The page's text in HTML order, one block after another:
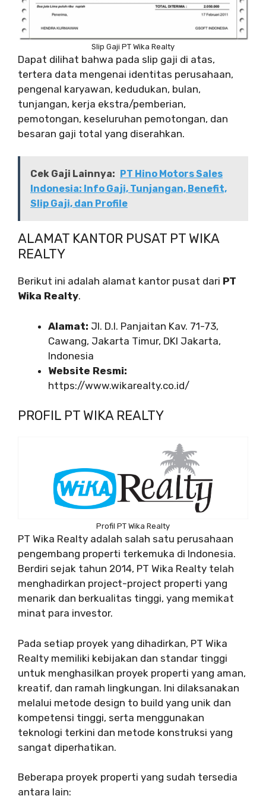
Slip Gaji PT Wika Realty
Dapat dilihat bahwa pada slip gaji di atas,
tertera data mengenai identitas perusahaan,
pengenal karyawan, kedudukan, bulan,
tunjangan, kerja ekstra/pemberian,
pemotongan, keseluruhan pemotongan, dan
besaran gaji total yang diserahkan.
Cek Gaji Lainnya:
PT Hino Motors Sales
Indonesia: Info Gaji, Tunjangan, Benefit,
Slip Gaji, dan Profile
ALAMAT KANTOR PUSAT PT WIKA
REALTY
Berikut ini adalah alamat kantor pusat dari PT
Wika Realty.
Alamat: Jl. D.I. Panjaitan Kav. 71-73,
Cawang, Jakarta Timur, DKI Jakarta,
Indonesia
Website Resmi:
https://www.wikarealty.co.id/
PROFIL PT WIKA REALTY
Profil PT Wika Realty
PT Wika Realty adalah salah satu perusahaan
pengembang properti terkemuka di Indonesia.
Berdiri sejak tahun 2014, PT Wika Realty telah
menghadirkan project-project properti yang
menarik dan berkualitas tinggi, yang memikat
minat para investor.
Pada setiap proyek yang dihadirkan, PT Wika
Realty memiliki kebijakan dan standar tinggi
untuk menghasilkan proyek properti yang aman,
kreatif, dan ramah lingkungan. Ini dilaksanakan
melalui metode design to build yang unik dan
kompetensi tinggi, serta menggunakan
teknologi terkini dan metode konstruksi yang
sangat diperhatikan.
Beberapa proyek properti yang sudah tersedia
antara lain: